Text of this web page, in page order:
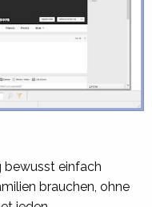
bewusst einfach
brauchen, ohne